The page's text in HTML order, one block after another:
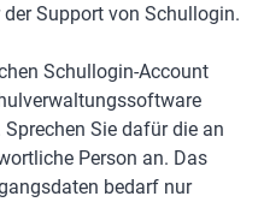
der Support von Schullogin.
Schullogin-Account
Sie dafür die an
Person an. Das
bedarf nur